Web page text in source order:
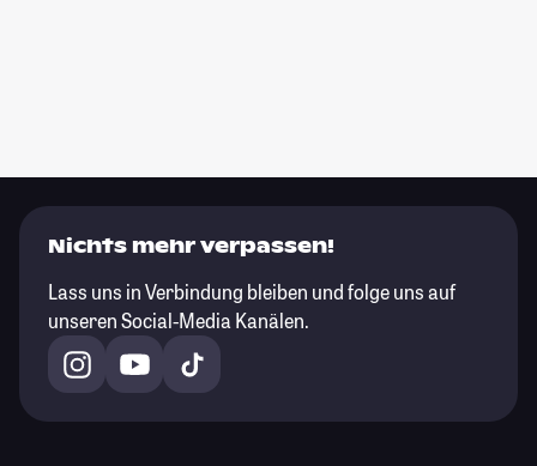
Nichts mehr verpassen!
Lass uns in Verbindung bleiben und folge uns auf
unseren Social-Media Kanälen.